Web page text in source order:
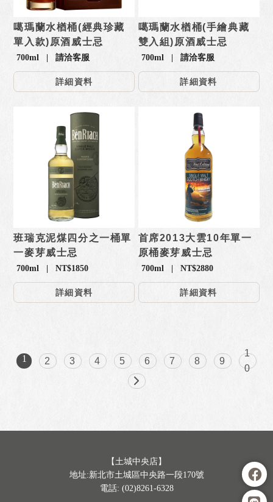
噶瑪蘭水楢桶(經典珍藏
單入款)原酒威士忌
700ml | 請洽客服
詳細資料
噶瑪蘭水楢桶(手繪典藏
雙入組)原酒威士忌
700ml | 請洽客服
詳細資料
班瑞克泥煤四分之一桶單
一麥芽威士忌
700ml | NT$1850
詳細資料
首席2013大雲10年單一
原桶麥芽威士忌
700ml | NT$2880
詳細資料
1 2 3 4 5 6 7 8 9
1
0
【土城中央店】
地址:新北市土城區中央路一段170號
電話: (02)8261-6328